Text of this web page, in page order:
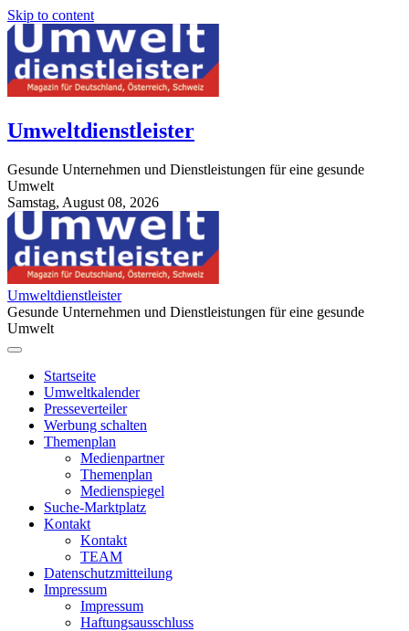
Skip to content
Umweltdienstleister
Gesunde Unternehmen und Dienstleistungen für eine gesunde
Umwelt
Samstag, August 08, 2026
StuttgartApotheke.com
Umweltdienstleister
Gesunde Unternehmen und Dienstleistungen für eine gesunde
Umwelt
Startseite
Umweltkalender
Presseverteiler
Werbung schalten
Themenplan
Medienpartner
Themenplan
Medienspiegel
Suche-Marktplatz
Kontakt
Kontakt
TEAM
Datenschutzmitteilung
Impressum
Impressum
Haftungsausschluss